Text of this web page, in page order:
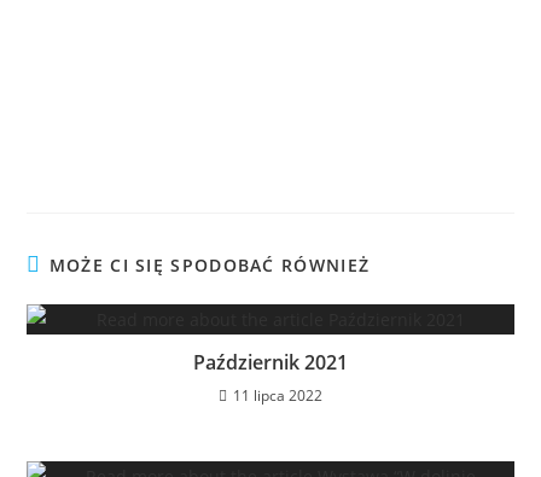
MOŻE CI SIĘ SPODOBAĆ RÓWNIEŻ
Październik 2021
11 lipca 2022